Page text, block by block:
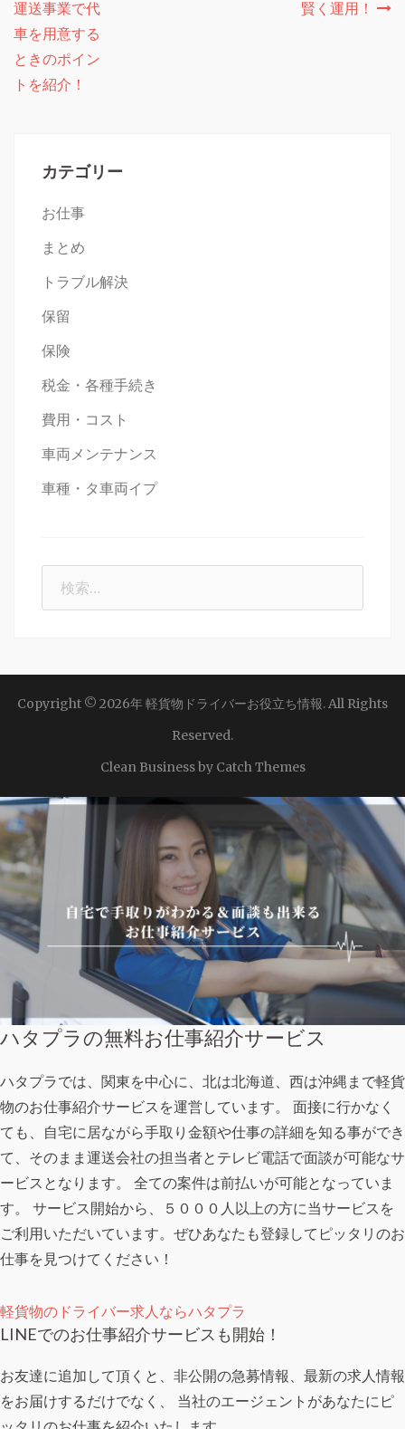
ビ
ゲ
ー
運送事業で代
車を用意する
ときのポイン
トを紹介！
賢く運用！
カテゴリー
お仕事
まとめ
トラブル解決
保留
保険
税金・各種手続き
費用・コスト
車両メンテナンス
車種・タ車両イプ
Copyright © 2026年軽貨物ドライバーお役立ち情報. All Rights
Reserved.
Clean Business by Catch Themes
ハタプラの無料お仕事紹介サービス
ハタプラでは、関東を中心に、北は北海道、西は沖縄まで軽貨
物のお仕事紹介サービスを運営しています。 面接に行かなく
ても、自宅に居ながら手取り金額や仕事の詳細を知る事ができ
て、そのまま運送会社の担当者とテレビ電話で面談が可能なサ
ービスとなります。 全ての案件は前払いが可能となっていま
す。 サービス開始から、５０００人以上の方に当サービスを
ご利用いただいています。ぜひあなたも登録してピッタリのお
仕事を見つけてください！
軽貨物のドライバー求人ならハタプラ
LINEでのお仕事紹介サービスも開始！
お友達に追加して頂くと、非公開の急募情報、最新の求人情報
をお届けするだけでなく、 当社のエージェントがあなたにピ